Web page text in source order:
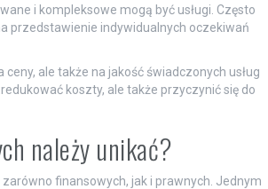
i kompleksowe mogą być usługi. Często
przedstawienie indywidualnych oczekiwań
ale także na jakość świadczonych usług
koszty, ale także przyczynić się do
należy unikać?
finansowych, jak i prawnych. Jednym